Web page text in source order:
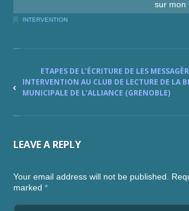
sur mon
INTERVENTION
ETAPES DE L’ÉCRITURE DE LES
INTERVENTION AU CLUB DE LECTURE DE LA
MUNICIPALE DE L’ALLIANCE (GRENOBLE)
LEAVE A REPLY
Your email address will not be published.
marked*